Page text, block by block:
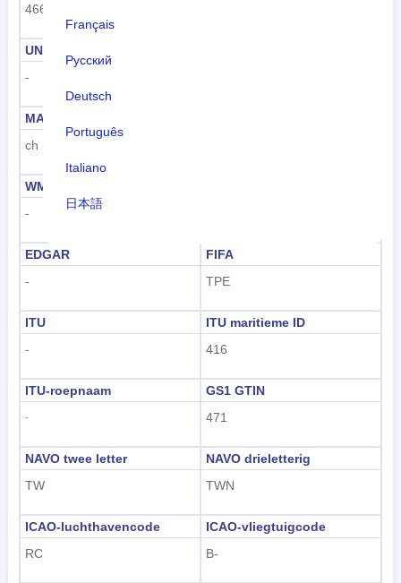
Français
Русский
Deutsch
Português
Italiano
日本語
Indonesian
हिंदी
466
UNDP
-
MARC
ch
WMO
-
EDGAR
-
FIFA
TPE
ITU
-
ITU maritieme ID
416
ITU-roepnaam
-
GS1 GTIN
471
NAVO twee letter
TW
NAVO drieletterig
TWN
ICAO-luchthavencode
RC
ICAO-vliegtuigcode
B-